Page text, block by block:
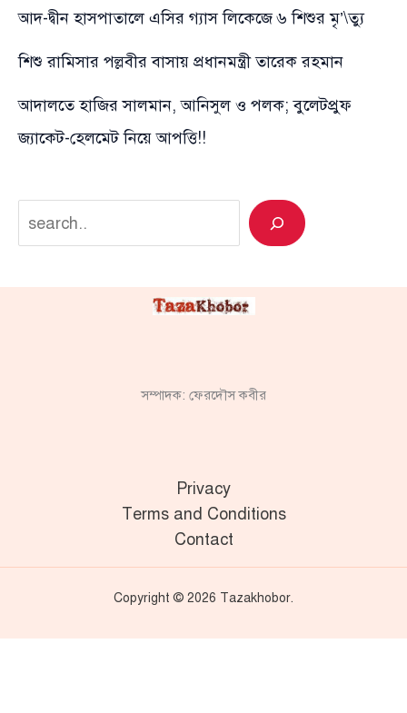
আদ-দ্বীন হাসপাতালে এসির গ্যাস লিকেজে ৬ শিশুর মৃ’\ত্যু
শিশু রামিসার পল্লবীর বাসায় প্রধানমন্ত্রী তারেক রহমান
আদালতে হাজির সালমান, আনিসুল ও পলক; বুলেটপ্রুফ
জ্যাকেট-হেলমেট নিয়ে আপত্তি!!
Search
সম্পাদক: ফেরদৌস কবীর
Privacy
Terms and Conditions
Contact
Copyright © 2026 Tazakhobor.